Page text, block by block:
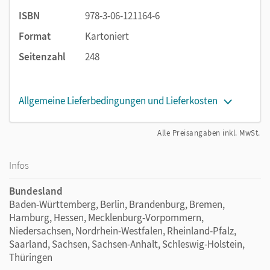
ISBN
978-3-06-121164-6
Format
Kartoniert
Seitenzahl
248
Allgemeine Lieferbedingungen und Lieferkosten
Alle Preisangaben inkl. MwSt.
Infos
Bundesland
Baden-Württemberg, Berlin, Brandenburg, Bremen,
Hamburg, Hessen, Mecklenburg-Vorpommern,
Niedersachsen, Nordrhein-Westfalen, Rheinland-Pfalz,
Saarland, Sachsen, Sachsen-Anhalt, Schleswig-Holstein,
Thüringen